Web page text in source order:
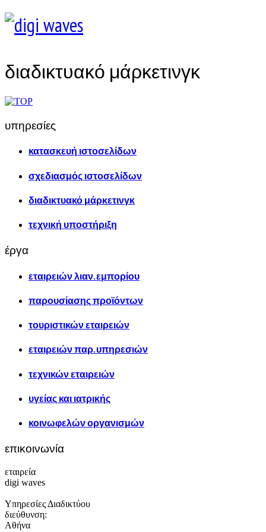
διαδικτυακό μάρκετινγκ
υπηρεσίες
κατασκευή ιστοσελίδων
σχεδιασμός ιστοσελίδων
διαδικτυακό μάρκετινγκ
τεχνική υποστήριξη
έργα
εταιρειών λιαν. εμπορίου
παρουσίασης προϊόντων
τουριστικών εταιρειών
εταιρειών παρ. υπηρεσιών
τεχνικών εταιρειών
υγείας και ιατρικής
κοινωφελών οργανισμών
επικοινωνία
εταιρεία
digi waves
Υπηρεσίες Διαδικτύου
διεύθυνση:
Αθήνα